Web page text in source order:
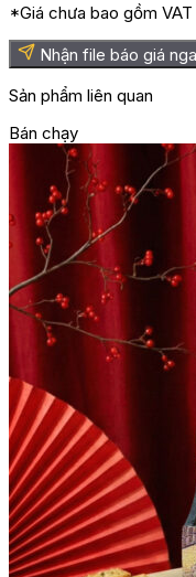
*Giá chưa bao gồm
Nhận file báo giá
Sản phẩm liên quan
Bán chạy